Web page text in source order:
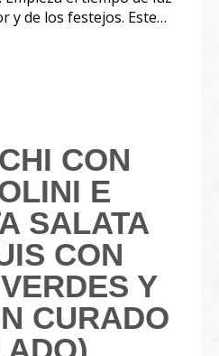
y de los festejos. Este…
CON
E
SALATA
CON
Y
CURADO